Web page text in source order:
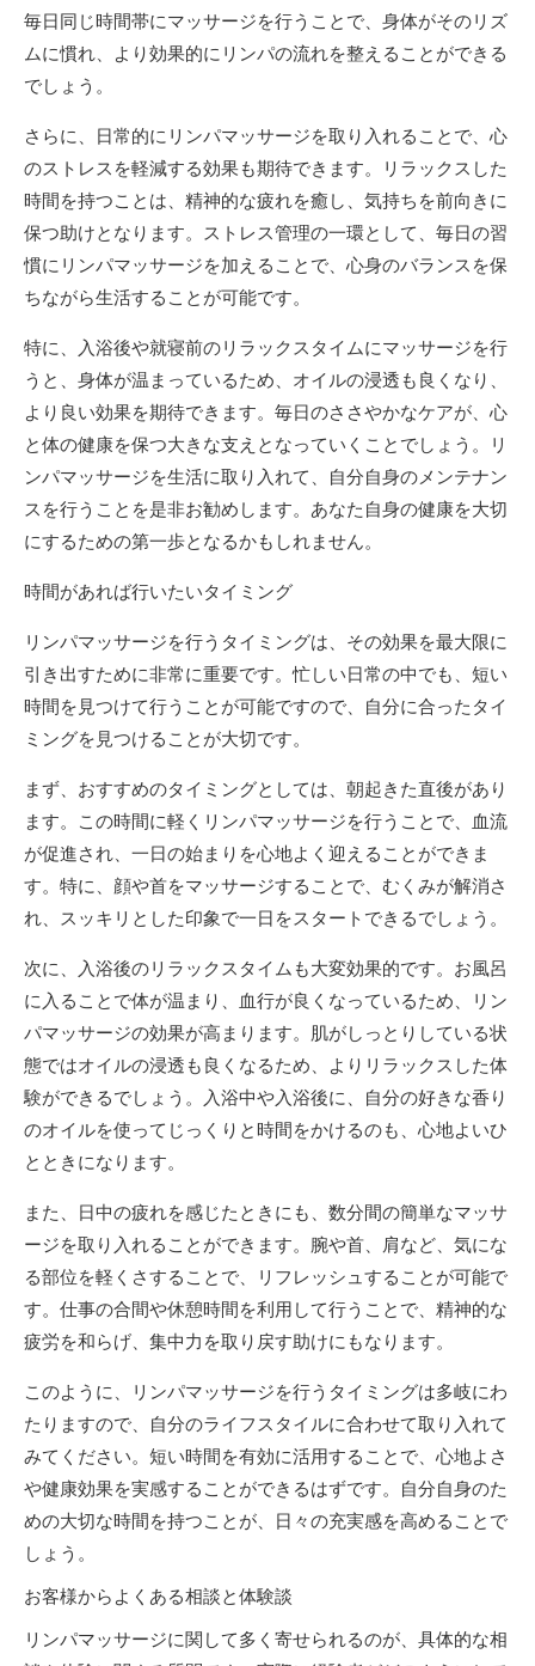
毎日同じ時間帯にマッサージを行うことで、身体がそのリズ
ムに慣れ、より効果的にリンパの流れを整えることができる
でしょう。
さらに、日常的にリンパマッサージを取り入れることで、心
のストレスを軽減する効果も期待できます。リラックスした
時間を持つことは、精神的な疲れを癒し、気持ちを前向きに
保つ助けとなります。ストレス管理の一環として、毎日の習
慣にリンパマッサージを加えることで、心身のバランスを保
ちながら生活することが可能です。
特に、入浴後や就寝前のリラックスタイムにマッサージを行
うと、身体が温まっているため、オイルの浸透も良くなり、
より良い効果を期待できます。毎日のささやかなケアが、心
と体の健康を保つ大きな支えとなっていくことでしょう。リ
ンパマッサージを生活に取り入れて、自分自身のメンテナン
スを行うことを是非お勧めします。あなた自身の健康を大切
にするための第一歩となるかもしれません。
時間があれば行いたいタイミング
リンパマッサージを行うタイミングは、その効果を最大限に
引き出すために非常に重要です。忙しい日常の中でも、短い
時間を見つけて行うことが可能ですので、自分に合ったタイ
ミングを見つけることが大切です。
まず、おすすめのタイミングとしては、朝起きた直後があり
ます。この時間に軽くリンパマッサージを行うことで、血流
が促進され、一日の始まりを心地よく迎えることができま
す。特に、顔や首をマッサージすることで、むくみが解消さ
れ、スッキリとした印象で一日をスタートできるでしょう。
次に、入浴後のリラックスタイムも大変効果的です。お風呂
に入ることで体が温まり、血行が良くなっているため、リン
パマッサージの効果が高まります。肌がしっとりしている状
態ではオイルの浸透も良くなるため、よりリラックスした体
験ができるでしょう。入浴中や入浴後に、自分の好きな香り
のオイルを使ってじっくりと時間をかけるのも、心地よいひ
とときになります。
また、日中の疲れを感じたときにも、数分間の簡単なマッサ
ージを取り入れることができます。腕や首、肩など、気にな
る部位を軽くさすることで、リフレッシュすることが可能で
す。仕事の合間や休憩時間を利用して行うことで、精神的な
疲労を和らげ、集中力を取り戻す助けにもなります。
このように、リンパマッサージを行うタイミングは多岐にわ
たりますので、自分のライフスタイルに合わせて取り入れて
みてください。短い時間を有効に活用することで、心地よさ
や健康効果を実感することができるはずです。自分自身のた
めの大切な時間を持つことが、日々の充実感を高めることで
しょう。
お客様からよくある相談と体験談
リンパマッサージに関して多く寄せられるのが、具体的な相